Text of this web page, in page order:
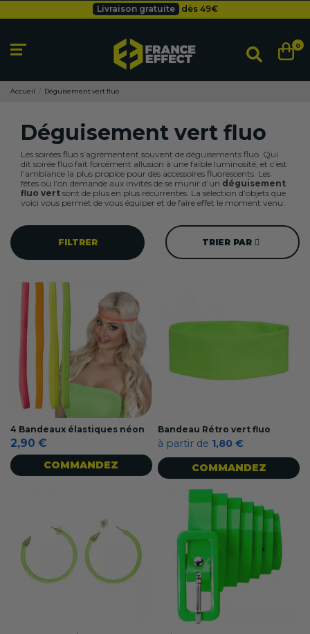
Besoin d'un devis pro ? Cliquez ici
Besoin d'un devis pro ? Cliquez ici
Livraison gratuite dès 49
0
Accueil Déguisement vert fluo
Déguisement vert fluo
Les soirées fluo s’agrémentent souvent de déguisements fluo. Qui
dit soirée fluo fait forcément allusion à une faible luminosité, et c’est
l’ambiance la plus propice pour des accessoires fluorescents. Les
fêtes où l’on demande aux invités de se munir d’un déguisement
fluo vert sont de plus en plus récurrentes. La sélection d’objets que
voici vous permet de vous équiper et de faire effet le moment venu.
FILTRER TRIER PAR
4 Bandeaux élastiques néon
2,90 €
COMMANDEZ
Bandeau Rétro vert fluo
à partir de 1,80 €
COMMANDEZ